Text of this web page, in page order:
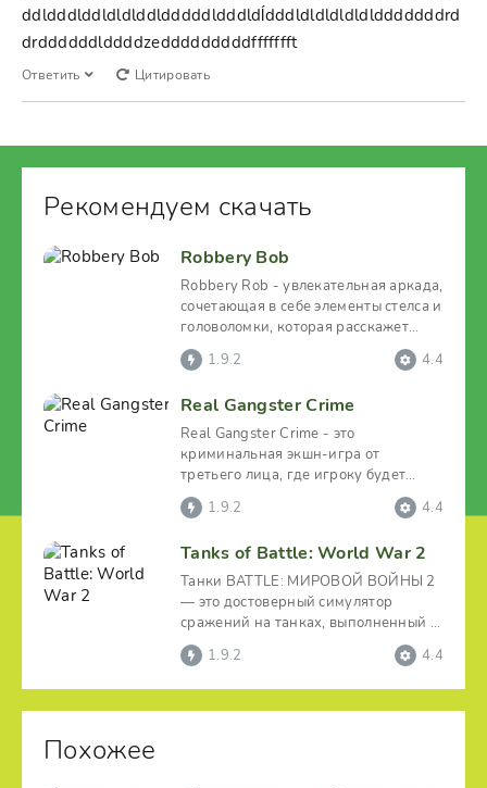
ddldddlddldldlddldddddldddldĺdddldldldldldldddddddrd
drddddddlddddzedddddddddffffffft
Ответить Цитировать
Рекомендуем скачать
Robbery Bob
Robbery Rob - увлекательная аркада,
сочетающая в себе элементы стелса и
головоломки, которая расскажет
историю вора по
1.9.2 4.4
Real Gangster Crime
Real Gangster Crime - это
криминальная экшн-игра от
третьего лица, где игроку будет
предложено с нуля захватить целый
1.9.2 4.4
Tanks of Battle: World War 2
Танки BATTLE: МИРОВОЙ ВОЙНЫ 2
— это достоверный симулятор
сражений на танках, выполненный в
рамках реальной истории.
1.9.2 4.4
Похожее